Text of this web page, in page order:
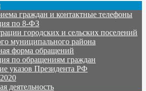
граждан и контактные телефоны
по 8-ФЗ
городских и сельских поселений
муниципального района
форма обращений
по обращениям граждан
указов Президента РФ
деятельность